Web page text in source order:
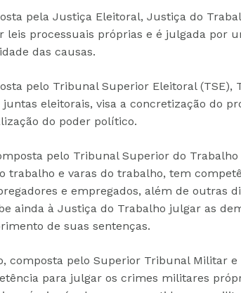
pela Justiça Eleitoral, Justiça do
leis processuais próprias e é julgada por
das causas.
pelo Tribunal Superior Eleitoral (TSE),
eleitorais, visa a concretização do
do poder político.
pelo Tribunal Superior do Trabalho
trabalho e varas do trabalho, tem
e empregados, além de outras
ainda à Justiça do Trabalho julgar as
de suas sentenças.
composta pelo Superior Tribunal Militar e
para julgar os crimes militares